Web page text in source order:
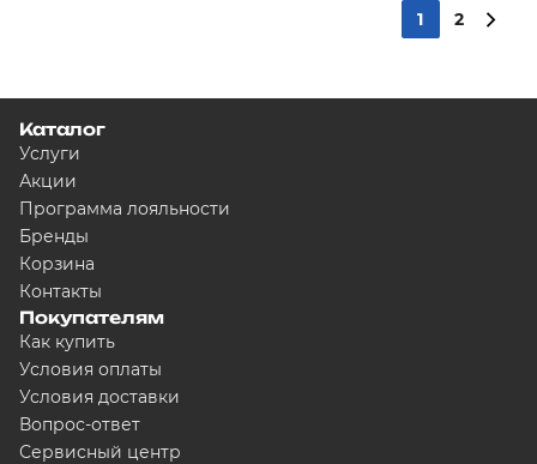
1 2
Каталог
Услуги
Акции
Программа лояльности
Бренды
Корзина
Контакты
Покупателям
Как купить
Условия оплаты
Условия доставки
Вопрос-ответ
Сервисный центр